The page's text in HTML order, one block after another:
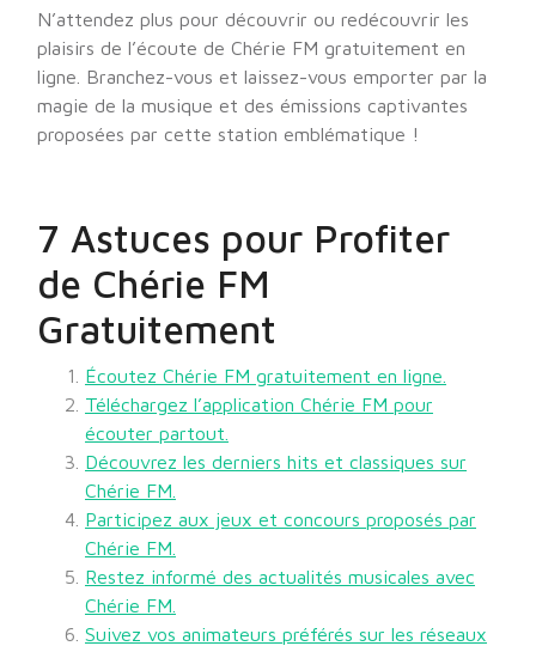
N’attendez plus pour découvrir ou redécouvrir les
plaisirs de l’écoute de Chérie FM gratuitement en
ligne. Branchez-vous et laissez-vous emporter par la
magie de la musique et des émissions captivantes
proposées par cette station emblématique !
7 Astuces pour Profiter
de Chérie FM
Gratuitement
Écoutez Chérie FM gratuitement en ligne.
Téléchargez l’application Chérie FM pour
écouter partout.
Découvrez les derniers hits et classiques sur
Chérie FM.
Participez aux jeux et concours proposés par
Chérie FM.
Restez informé des actualités musicales avec
Chérie FM.
Suivez vos animateurs préférés sur les réseaux